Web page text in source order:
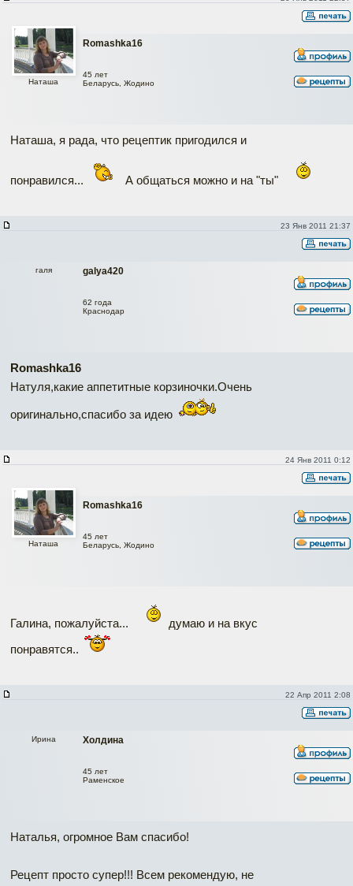
Romashka16
Наташа
45 лет
Беларусь, Жодино
Наташа, я рада, что рецептик пригодился и
понравился... А общаться можно и на "ты"
23 Янв 2011 21:37
galya420
галя
62 года
Краснодар
Romashka16
Натуля,какие аппетитные корзиночки.Очень
оригинально,спасибо за идею
24 Янв 2011 0:12
Romashka16
Наташа
45 лет
Беларусь, Жодино
Галина, пожалуйста...
думаю и на вкус
понравятся..
22 Апр 2011 2:08
Холдина
Ирина
45 лет
Раменское
Наталья, огромное Вам спасибо!
Рецепт просто супер!!! Всем рекомендую, не